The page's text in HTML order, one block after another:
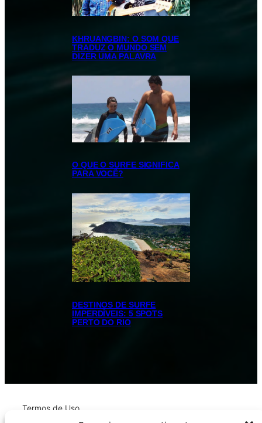
KHRUANGBIN: O SOM QUE
TRADUZ O MUNDO SEM
DIZER UMA PALAVRA
O QUE O SURFE SIGNIFICA
PARA VOCÊ?
DESTINOS DE SURFE
IMPERDÍVEIS: 5 SPOTS
PERTO DO RIO
Termos de Uso
Política de Privacidade